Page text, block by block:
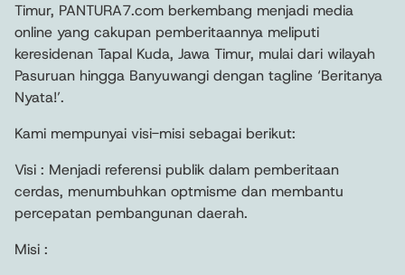
Timur, PANTURA7.com berkembang menjadi media
online yang cakupan pemberitaannya meliputi
keresidenan Tapal Kuda, Jawa Timur, mulai dari wilayah
Pasuruan hingga Banyuwangi dengan tagline ‘Beritanya
Nyata!’.
Kami mempunyai visi-misi sebagai berikut:
Visi : Menjadi referensi publik dalam pemberitaan
cerdas, menumbuhkan optmisme dan membantu
percepatan pembangunan daerah.
Misi :